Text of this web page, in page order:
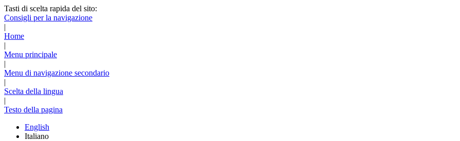
Tasti di scelta rapida del sito:
Consigli per la navigazione
|
Home
|
Menu principale
|
Menu di navigazione secondario
|
Scelta della lingua
|
Testo della pagina
English
Italiano